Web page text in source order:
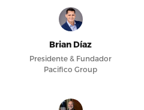
Brian Díaz
Presidente & Fundador
Pacifico Group